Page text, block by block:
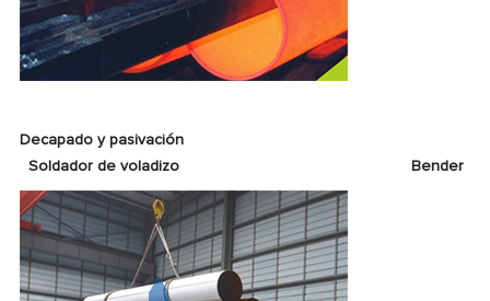
Decapado y pasivación
Soldador de voladizo
Bender